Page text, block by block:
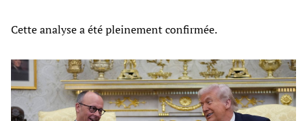
Cette analyse a été pleinement confirmée.